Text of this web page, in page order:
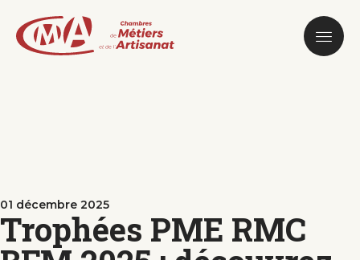
contenu
principal
01 décembre 2025
Trophées PME RMC